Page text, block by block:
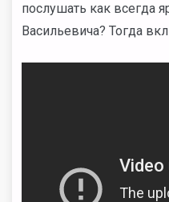
послушать как всегда
Васильевича? Тогда